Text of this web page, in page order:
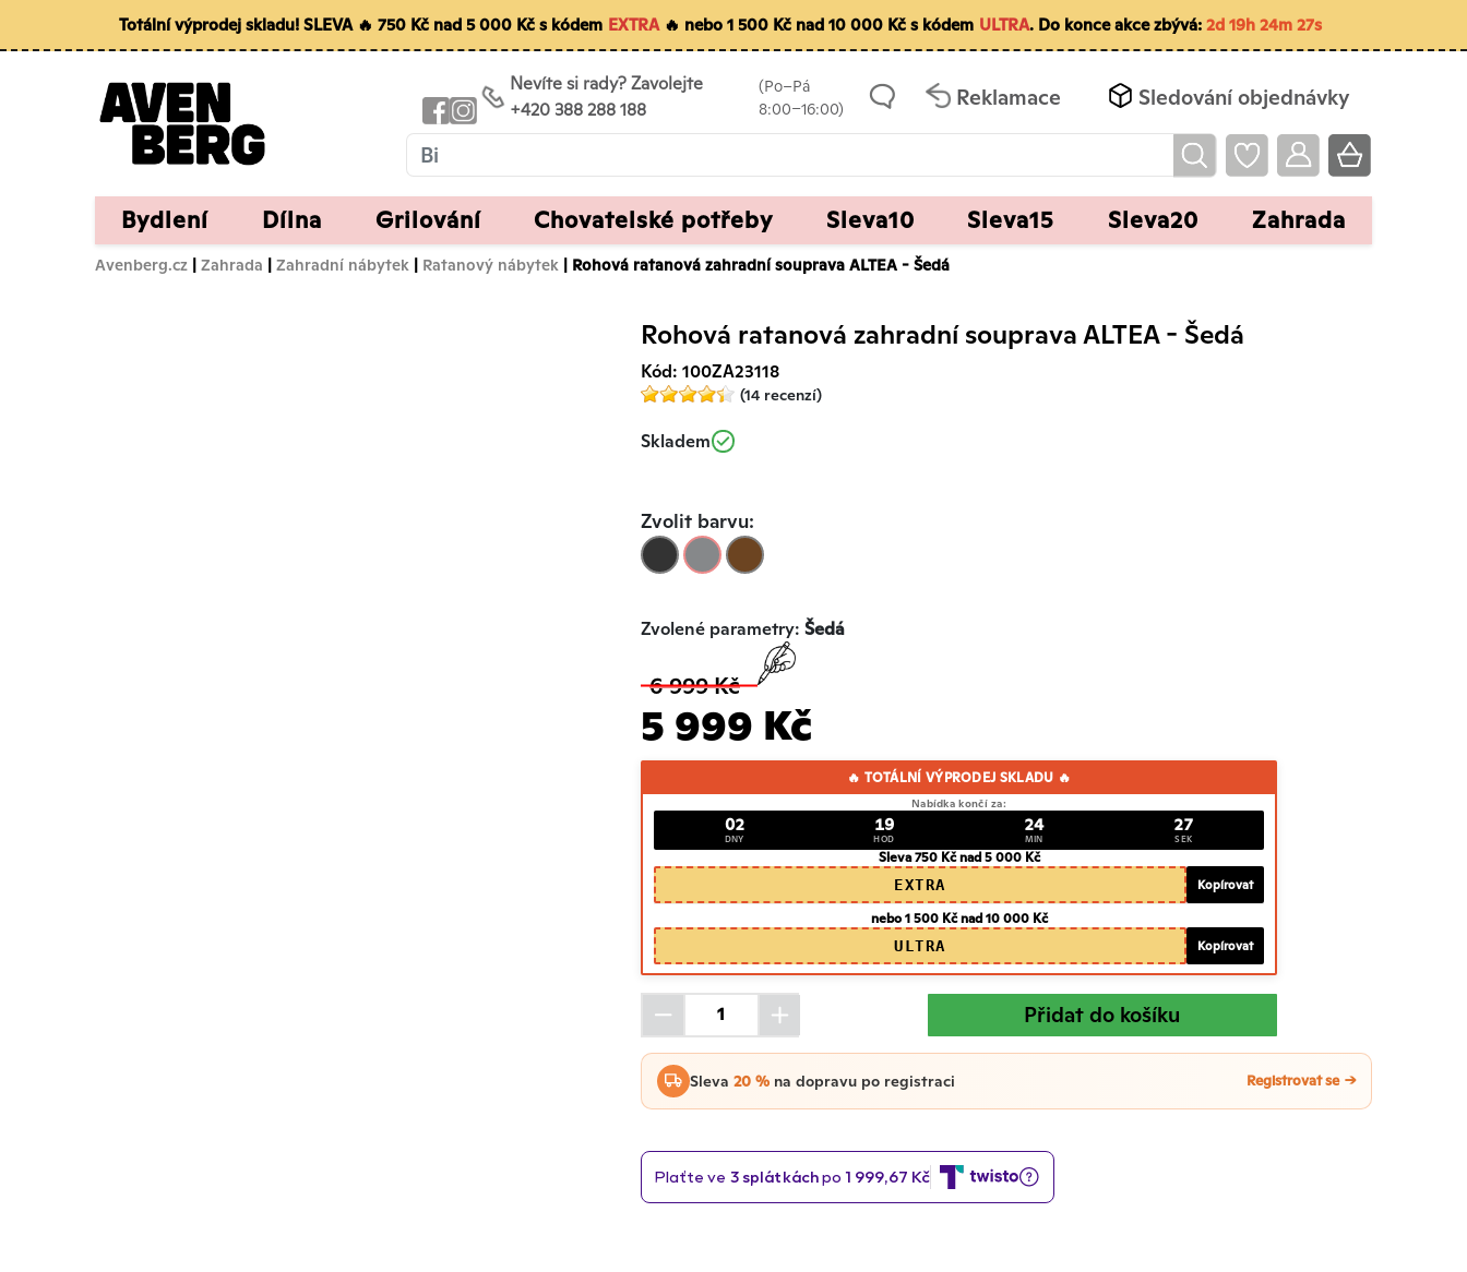
Totální výprodej skladu! SLEVA 🔥 750 Kč nad 5 000 Kč s kódem EXTRA🔥 nebo 1 500 Kč nad 10 000 Kč s kódem ULTRA. Do konce akce zbývá: 2d 19h 24m 25s
Nevíte si rady? Zavolejte
+420 388 288 188
(Po–Pá
8:00–16:00)
Reklamace Sledování objednávky
Bydlení Dílna Grilování Chovatelské potřeby Sleva10 Sleva15 Sleva20 Zahrada
Avenberg.cz | Zahrada | Zahradní nábytek | Ratanový nábytek | Rohová ratanová zahradní souprava ALTEA - Šedá
Rohová ratanová zahradní souprava ALTEA - Šedá
Kód: 100ZA23118
(14 recenzí)
Skladem
Zvolit barvu:
Zvolené parametry: Šedá
6 999 Kč
5 999 Kč
🔥 TOTÁLNÍ VÝPRODEJ SKLADU 🔥
Nabídka končí za:
02
DNY
19
HOD
24
MIN
26
SEK
Sleva 750 Kč nad 5 000 Kč
EXTRA
Kopírovat
nebo 1 500 Kč nad 10 000 Kč
ULTRA
Kopírovat
Přidat do košíku
Sleva 20 % na dopravu po registraci Registrovat se